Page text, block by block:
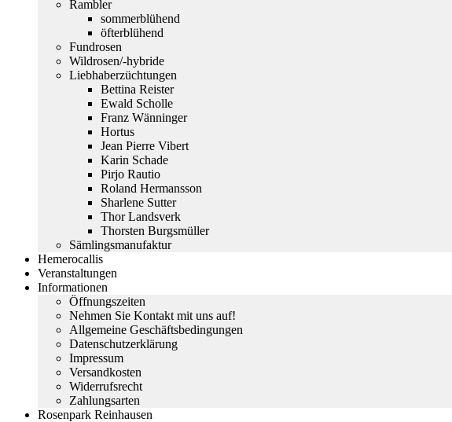
Rambler
sommerblühend
öfterblühend
Fundrosen
Wildrosen/-hybride
Liebhaberzüchtungen
Bettina Reister
Ewald Scholle
Franz Wänninger
Hortus
Jean Pierre Vibert
Karin Schade
Pirjo Rautio
Roland Hermansson
Sharlene Sutter
Thor Landsverk
Thorsten Burgsmüller
Sämlingsmanufaktur
Hemerocallis
Veranstaltungen
Informationen
Öffnungszeiten
Nehmen Sie Kontakt mit uns auf!
Allgemeine Geschäftsbedingungen
Datenschutzerklärung
Impressum
Versandkosten
Widerrufsrecht
Zahlungsarten
Rosenpark Reinhausen